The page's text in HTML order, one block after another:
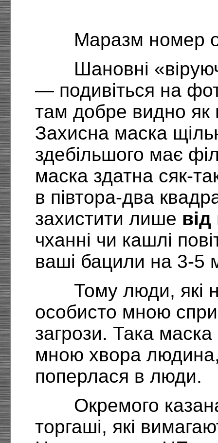
Маразм номер
Шановні
— подивіться на
там добре видно як
Захисна маска
здебільшого має
маска здатна сяк-
в півтора-два
захистити лише від
чханні чи кашлі
ваші бацили на 3-5
Тому люди, які
особисто мною
загрози. Така
мною хвора людина,
поперлася в люди.
Окремого
торгаші, які